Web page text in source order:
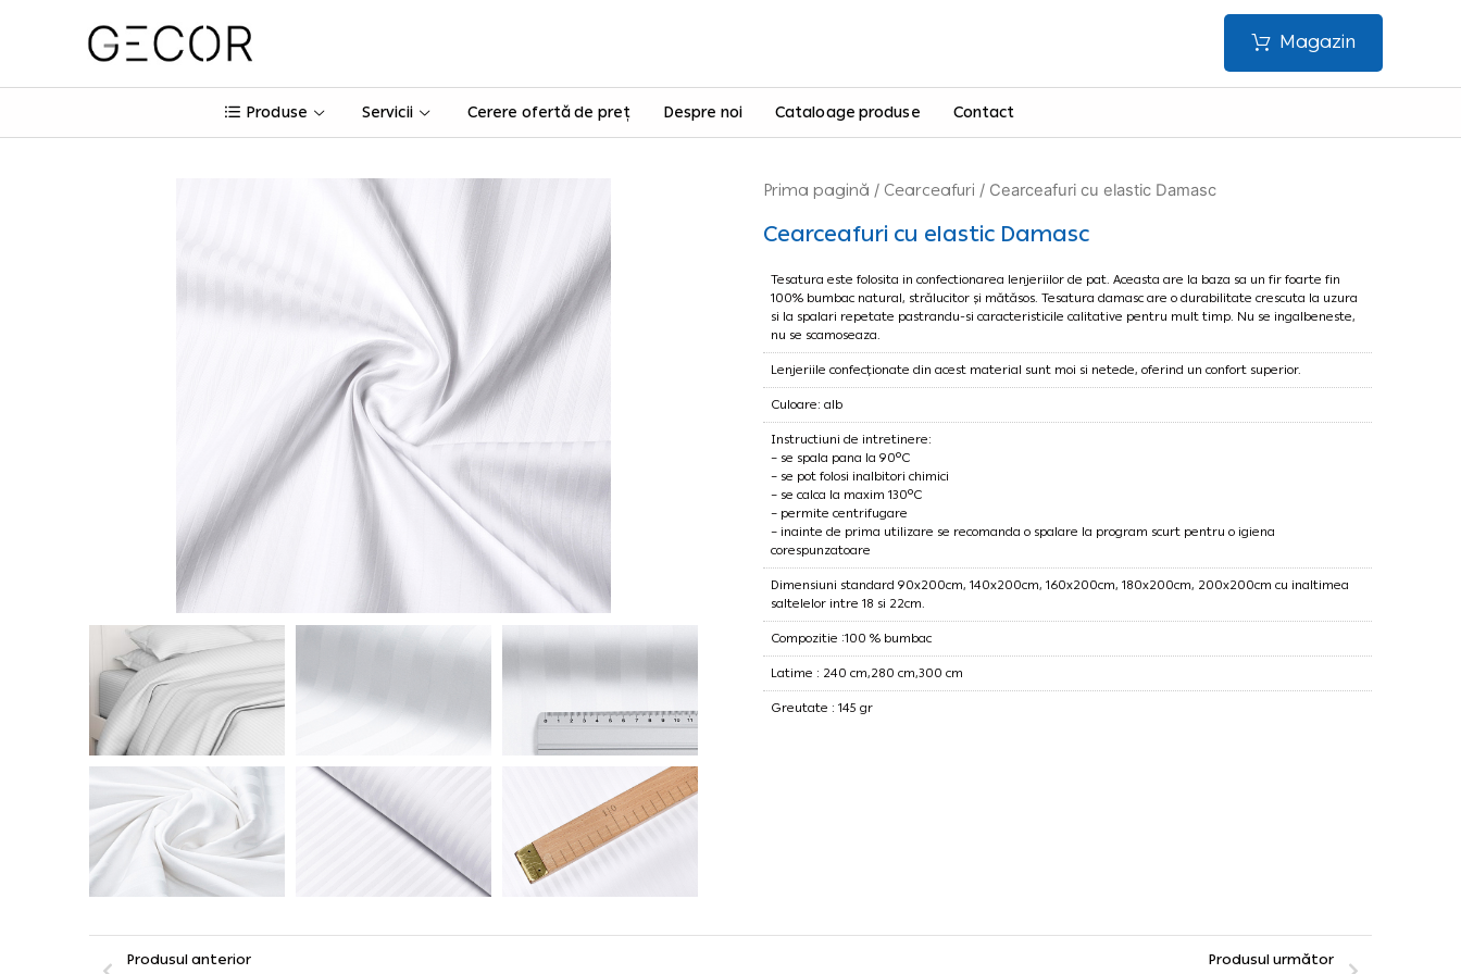
Magazin
Produse Servicii Cerere ofertă de preț Despre noi Cataloage produse Contact
Prima pagină / Cearceafuri / Cearceafuri cu elastic Damasc
Cearceafuri cu elastic Damasc
Tesatura este folosita in confectionarea lenjeriilor de pat. Aceasta are la baza sa un fir foarte fin
100% bumbac natural, strălucitor și mătăsos. Tesatura damasc are o durabilitate crescuta la uzura
si la spalari repetate pastrandu-si caracteristicile calitative pentru mult timp. Nu se ingalbeneste,
nu se scamoseaza.
Lenjeriile confecționate din acest material sunt moi si netede, oferind un confort superior.
Culoare: alb
Instructiuni de intretinere:
– se spala pana la 90°C
– se pot folosi inalbitori chimici
– se calca la maxim 130°C
– permite centrifugare
– inainte de prima utilizare se recomanda o spalare la program scurt pentru o igiena
corespunzatoare
Dimensiuni standard 90x200cm, 140x200cm, 160x200cm, 180x200cm, 200x200cm cu inaltimea
saltelelor intre 18 si 22cm.
Compozitie :100 % bumbac
Latime : 240 cm,280 cm,300 cm
Greutate : 145 gr
Produsul anterior Produsul următor